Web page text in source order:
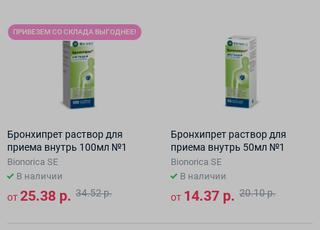
ПРИВЕЗЕМ СО СКЛАДА ВЫГОДНЕЕ!
Бронхипрет раствор для
приема внутрь 100мл №1
Bionorica SE
В наличии
от25.38 р. 34.52 р.
Бронхипрет раствор для
приема внутрь 50мл №1
Bionorica SE
В наличии
от 14.37 р. 20.10 р.